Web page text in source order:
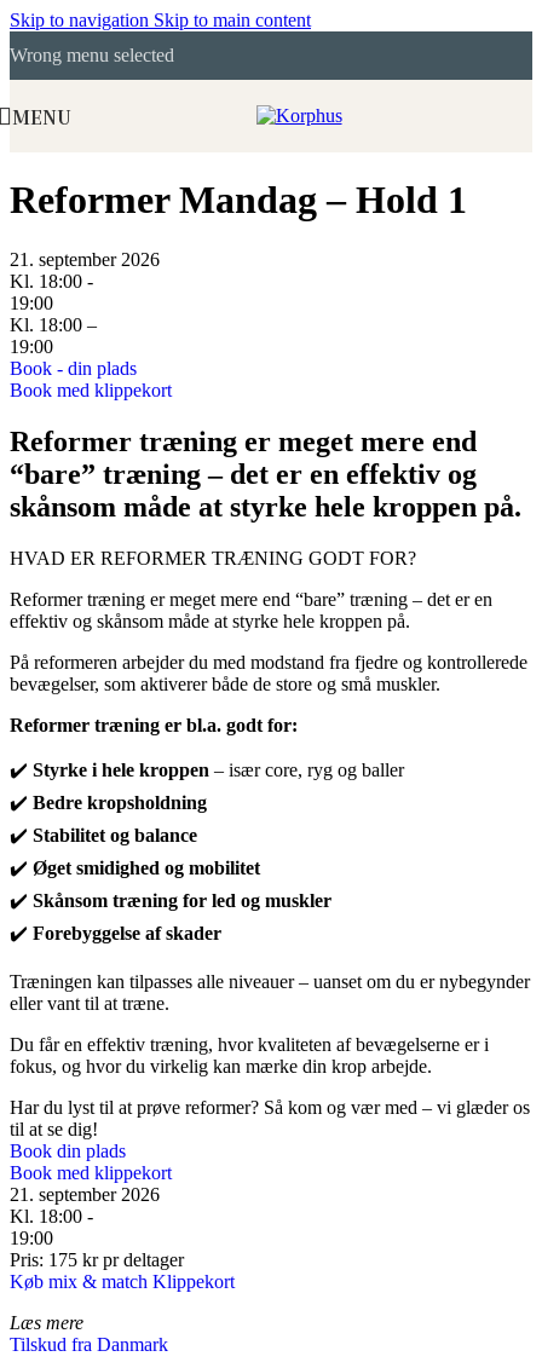
Skip to navigation Skip to main content
Wrong menu selected
MENU
Reformer Mandag – Hold 1
21. september 2026
Kl. 18:00 -
19:00
Kl. 18:00 –
19:00
Book - din plads
Book med klippekort
Reformer træning er meget mere end
“bare” træning – det er en effektiv og
skånsom måde at styrke hele kroppen på.
HVAD ER REFORMER TRÆNING GODT FOR?
Reformer træning er meget mere end “bare” træning – det er en
effektiv og skånsom måde at styrke hele kroppen på.
På reformeren arbejder du med modstand fra fjedre og kontrollerede
bevægelser, som aktiverer både de store og små muskler.
Reformer træning er bl.a. godt for:
✔️ Styrke i hele kroppen – især core, ryg og baller
✔️ Bedre kropsholdning
✔️ Stabilitet og balance
✔️ Øget smidighed og mobilitet
✔️ Skånsom træning for led og muskler
✔️ Forebyggelse af skader
Træningen kan tilpasses alle niveauer – uanset om du er nybegynder
eller vant til at træne.
Du får en effektiv træning, hvor kvaliteten af bevægelserne er i
fokus, og hvor du virkelig kan mærke din krop arbejde.
Har du lyst til at prøve reformer? Så kom og vær med – vi glæder os
til at se dig!
Book din plads
Book med klippekort
21. september 2026
Kl. 18:00 -
19:00
Pris: 175 kr pr deltager
Køb mix & match Klippekort
Læs mere
Tilskud fra Danmark